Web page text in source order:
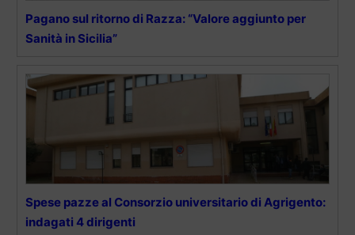
Pagano sul ritorno di Razza: “Valore aggiunto per
Sanità in Sicilia”
Spese pazze al Consorzio universitario di Agrigento:
indagati 4 dirigenti